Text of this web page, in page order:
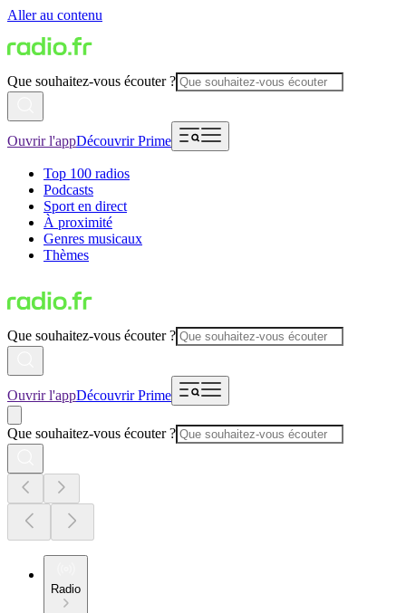
Aller au contenu
Que souhaitez-vous écouter ?
Ouvrir l'appDécouvrir Prime
Top 100 radios
Podcasts
Sport en direct
À proximité
Genres musicaux
Thèmes
Que souhaitez-vous écouter ?
Ouvrir l'appDécouvrir Prime
Que souhaitez-vous écouter ?
Radio